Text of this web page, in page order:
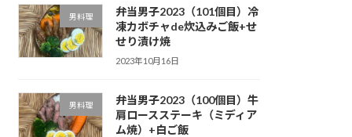
男料理
弁当男子2023（101個目）冷
凍カボチャde炊込みご飯+せ
せり漬け焼
2023年10月16日
男料理
弁当男子2023（100個目）牛
肩ロースステーキ（ミディア
ム焼）+白ご飯